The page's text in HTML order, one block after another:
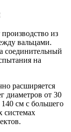
из
вальцами.
соединительный
на
расширяется
диаметров от 30
см с большего
системах